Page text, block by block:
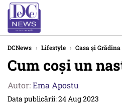
DCNews › Lifestyle › Casa și Grădina
Cum coși un
Autor:Ema Apostu
Data publicării: 24 Aug 2023